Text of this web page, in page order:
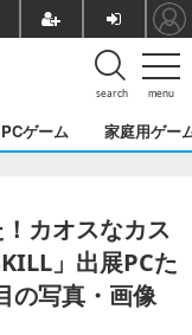
menu
search
PCゲーム 家庭用ゲー
カオスなカス
」出展PCた
の写真・画像